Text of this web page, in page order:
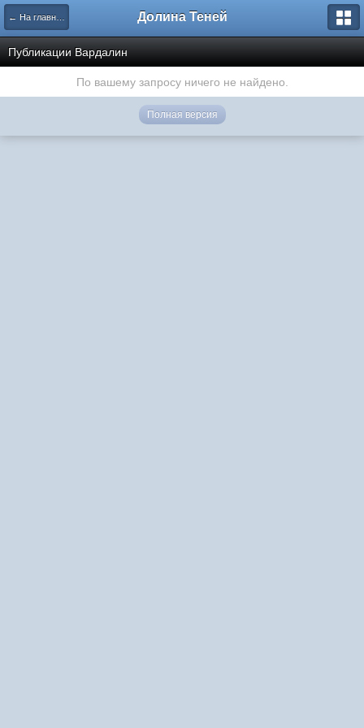
← На главную Долина Теней
Публикации Вардалин
По вашему запросу ничего не найдено.
Полная версия